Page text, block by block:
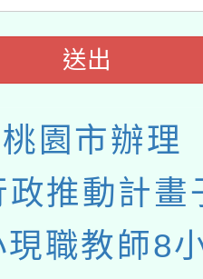
送出
園市辦理
政推動計畫
職教師8